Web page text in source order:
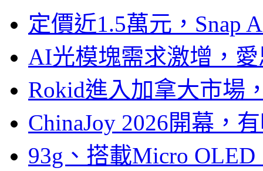
定價近1.5萬元，Snap
AI光模塊需求激增，
Rokid進入加拿大市場
ChinaJoy 2026開幕，
93g、搭載Micro